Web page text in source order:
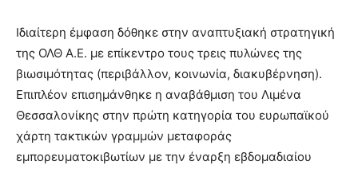
Ιδιαίτερη έμφαση δόθηκε στην αναπτυξιακή στρατηγική
της ΟΛΘ Α.Ε. με επίκεντρο τους τρεις πυλώνες της
βιωσιμότητας (περιβάλλον, κοινωνία, διακυβέρνηση).
Επιπλέον επισημάνθηκε η αναβάθμιση του Λιμένα
Θεσσαλονίκης στην πρώτη κατηγορία του ευρωπαϊκού
χάρτη τακτικών γραμμών μεταφοράς
εμπορευματοκιβωτίων με την έναρξη εβδομαδιαίου